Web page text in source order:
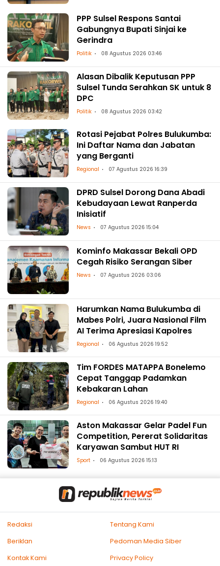
PPP Sulsel Respons Santai
Gabungnya Bupati Sinjai ke
Gerindra
Politik 08 Agustus 2026 03:46
Alasan Dibalik Keputusan PPP
Sulsel Tunda Serahkan SK untuk 8
DPC
Politik 08 Agustus 2026 03:42
Rotasi Pejabat Polres Bulukumba:
Ini Daftar Nama dan Jabatan
yang Berganti
Regional 07 Agustus 2026 16:39
DPRD Sulsel Dorong Dana Abadi
Kebudayaan Lewat Ranperda
Inisiatif
News 07 Agustus 2026 15:04
Kominfo Makassar Bekali OPD
Cegah Risiko Serangan Siber
News 07 Agustus 2026 03:06
Harumkan Nama Bulukumba di
Mabes Polri, Juara Nasional Film
AI Terima Apresiasi Kapolres
Regional 06 Agustus 2026 19:52
Tim FORDES MATAPPA Bonelemo
Cepat Tanggap Padamkan
Kebakaran Lahan
Regional 06 Agustus 2026 19:40
Aston Makassar Gelar Padel Fun
Competition, Pererat Solidaritas
Karyawan Sambut HUT RI
Sport 06 Agustus 2026 15:13
Redaksi
Tentang Kami
Beriklan
Pedoman Media Siber
Kontak Kami
Privacy Policy